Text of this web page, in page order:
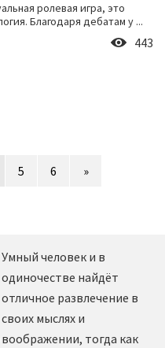
ролевая игра, это
Благодаря дебатам у ...
443
5 6 »
Умный человек и в
одиночестве найдёт
отличное развлечение в
своих мыслях и
воображении, тогда как